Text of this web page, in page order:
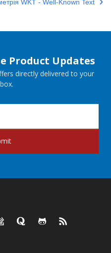
WKT - Well-Known Text
Product Updates
directly delivered to your